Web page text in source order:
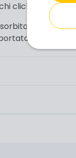
click, senza
e la
di mano,